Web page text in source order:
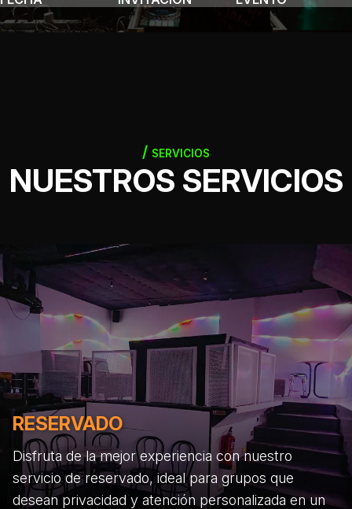
SERVICIOS
NUESTROS SERVICIOS
RESERVADO
Disfruta de la mejor experiencia con nuestro
servicio de reservado, ideal para grupos que
desean privacidad y atención personalizada en un